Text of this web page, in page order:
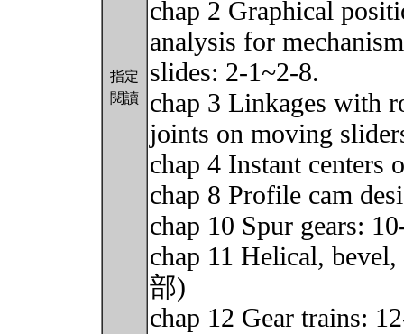
指定
閱讀
chap 2 Graphical
analysis for
slides: 2-1~2-8.
chap 3 Linkages with
joints on moving
chap 4 Instant
chap 8 Profile cam
chap 10 Spur gears:
chap 11 Helical,
部)
chap 12 Gear trains: